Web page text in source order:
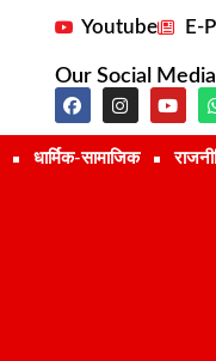
Youtube E-
Our Social
धार्मिक-सामाजिक